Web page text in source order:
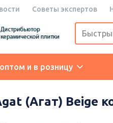
Советы экспертов
и в розницу
(Агат) Beige